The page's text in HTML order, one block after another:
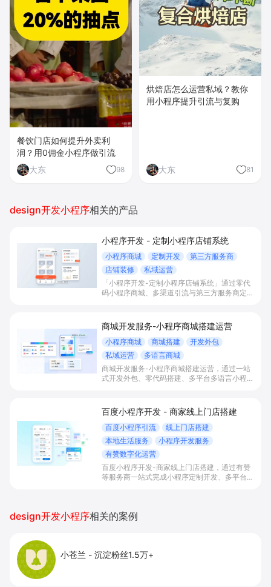
餐饮门店如何提升外卖利
润？用0佣金小程序做引流
大东
98
烘焙店怎么运营私域？教你
用小程序提升引流与复购
大东 81
design开发小程序相关的产品
小程序开发 - 定制小程序店铺系统
小程序商城 定制开发
第三方服务商
店铺装修
私域运营
「小程序开发-定制小程序店铺系统」通过零代
码小程序商城、多渠道引流与第三方服务商定制
私域运营场景，提升获客与复购，实现线上生意
增长。
商城开发服务-小程序商城搭建运营
小程序商城 商城搭建
开发外包
私域运营
多语言商城
商城开发服务-小程序商城搭建运营，通过一站
式开发外包、零代码搭建、多平台多语言小程序
实现低成本获客、提升复购与业绩增长。
百度小程序开发 - 商家线上门店搭建
百度小程序引流
线上门店搭建
本地生活服务
小程序开发服务
有赞数字化运营
百度小程序开发-商家线上门店搭建，通过有赞
等服务商一站式完成小程序定制开发、多平台联
design开发小程序相关的案例
小苍兰 - 沉淀粉丝1.5万+